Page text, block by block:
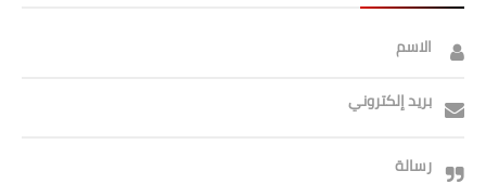
الاسم
بريد إلكتروني
رسالة